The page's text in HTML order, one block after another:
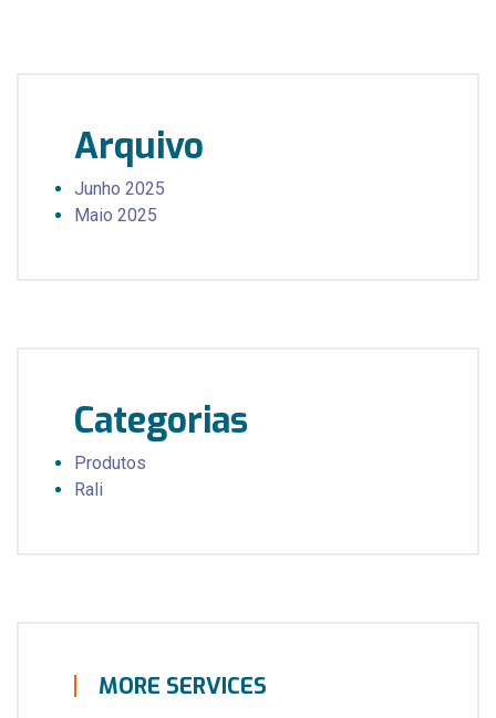
Arquivo
Junho 2025
Maio 2025
Categorias
Produtos
Rali
MORE SERVICES